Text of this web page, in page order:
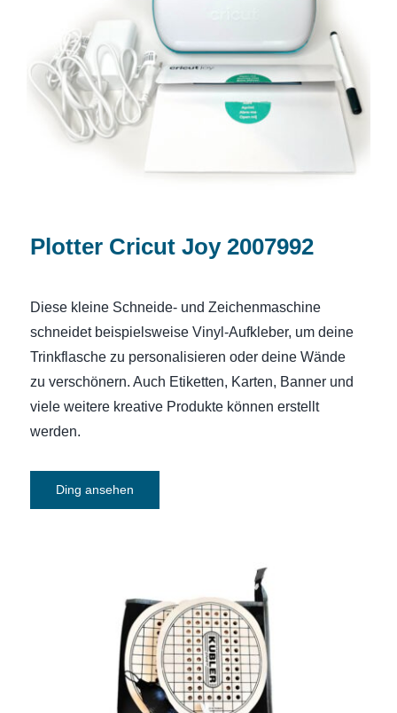
Plotter Cricut Joy 2007992
Plotter Cricut Joy 2007992
Diese kleine Schneide- und Zeichenmaschine
schneidet beispielsweise Vinyl-Aufkleber, um deine
Trinkflasche zu personalisieren oder deine Wände
zu verschönern. Auch Etiketten, Karten, Banner und
viele weitere kreative Produkte können erstellt
werden.
Ding ansehen
Speckbrett-Schläger Set